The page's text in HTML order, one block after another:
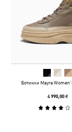
Ботинки Mayra
4 990,00 ₴